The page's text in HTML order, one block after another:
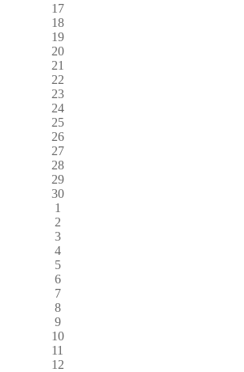
17
18
19
20
21
22
23
24
25
26
27
28
29
30
1
2
3
4
5
6
7
8
9
10
11
12